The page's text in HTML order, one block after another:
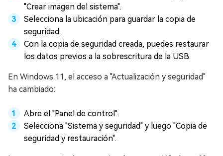
"Crear imagen del sistema".
Selecciona la ubicación para guardar la copia de
seguridad.
Con la copia de seguridad creada, puedes restaurar
los datos previos a la sobrescritura de la USB.
En Windows 11, el acceso a "Actualización y seguridad"
ha cambiado:
Abre el "Panel de control".
Selecciona "Sistema y seguridad" y luego "Copia de
seguridad y restauración".